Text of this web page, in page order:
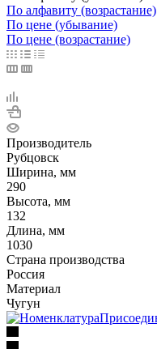
По алфавиту (возрастание)
По цене (убывание)
По цене (возрастание)
Производитель
Рубцовск
Ширина, мм
290
Высота, мм
132
Длина, мм
1030
Страна производства
Россия
Материал
Чугун